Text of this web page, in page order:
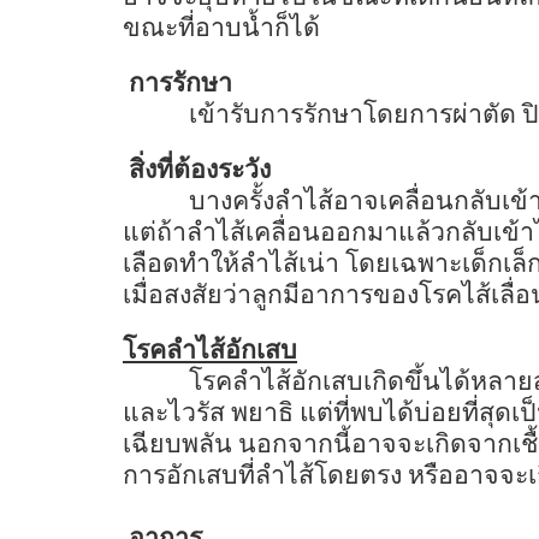
ขณะที่อาบน้ำก็ได้
การรักษา
เข้ารับการรักษาโดยการผ่าตัด
สิ่งที่ต้องระวัง
บางครั้งลำไส้อาจเคลื่อนกลับเ
แต่ถ้าลำไส้เคลื่อนออกมาแล้วกลับเข้
เลือดทำให้ลำไส้เน่า โดยเฉพาะเด็ก
เมื่อสงสัยว่าลูกมีอาการของโรคไส้เ
โรคลำไส้อักเสบ
โรคลำไส้อักเสบเกิดขึ้นได้หลา
และไวรัส พยาธิ แต่ที่พบได้บ่อยที่สุดเ
เฉียบพลัน นอกจากนี้อาจจะเกิดจากเ
การอักเสบที่ลำไส้โดยตรง หรืออาจจะ